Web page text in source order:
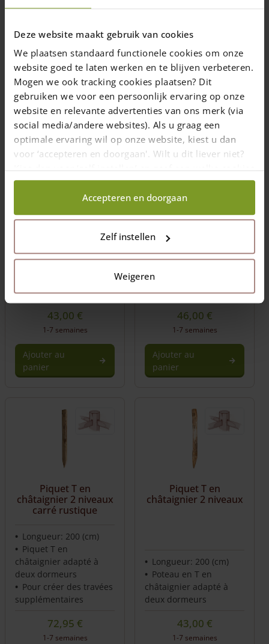
Deze website maakt gebruik van cookies
We plaatsen standaard functionele cookies om onze
website goed te laten werken en te blijven verbeteren.
Mogen we ook tracking cookies plaatsen? Dit
gebruiken we voor een persoonlijk ervaring op onze
website en relevante advertenties van ons merk (via
social media/andere websites). Als u graag een
optimale ervaring wil op onze website, kiest u dan
voor ‘accepteren en doorgaan'. Wilt u dit liever niet?
Kies dan voor ‘zelf instellen’ en geef aan welke cookies
wij wel mogen verzamelen.
Accepteren en doorgaan
Zelf instellen
Weigeren
Montant rond adapté
1-7 semaines
Ajouter au
panier
1-7 semaines
Ajouter au
panier
Piquet d’angle en
adapté à deux dormeurs
43,00 €
1-7 semaines
Ajouter au
panier
Piquet d’angle en
Poteau d'angle rond
adapté à deux dormeurs
46,00 €
1-7 semaines
Ajouter au
panier
Piquet T en
châtaignier 2 niveaux
carré rustique
Longueur: 200 (cm)
Piquet T en
châtaignier adapté à
deux dormeurs
Pour créer des travées
supplémentaires
72,95 €
1-7 semaines
Piquet T en
châtaignier 2 niveaux
Longueur: 200 (cm)
Poteau en T en
châtaignier adapté à
deux dormeurs
43,00 €
1-7 semaines